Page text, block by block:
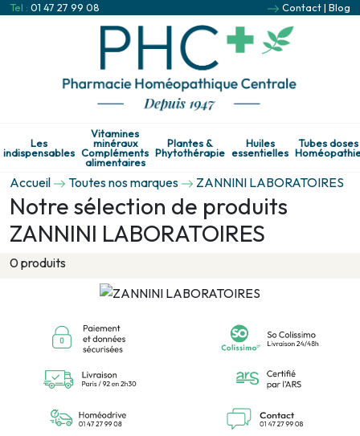
Tel : 01 47 27 99 08 Contact| Blog
Les
indispensables
Vitamines
minéraux
Compléments
alimentaires
Plantes &
Phytothérapie
Huiles
essentielles
Tubes doses
Accueil Toutes nos marques ZANNINI LABORATOIRES
Notre sélection de produits
ZANNINI LABORATOIRES
0 produits